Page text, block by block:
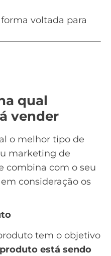
voltada para
qual
vender
o melhor tipo de
marketing de
combina com o seu
consideração os
tem o objetivo
está sendo